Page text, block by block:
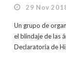
29 Nov
Un grupo de
el blindaje de las
Declaratoria de